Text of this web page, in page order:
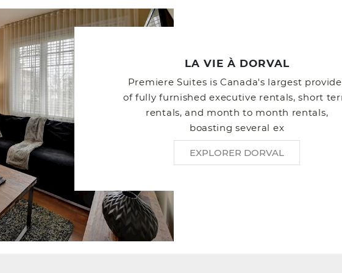
LA VIE À DORVAL
Premiere Suites is Canada's largest
of fully furnished executive rentals, short
rentals, and month to month rentals,
boasting several ex
EXPLORER DORVAL